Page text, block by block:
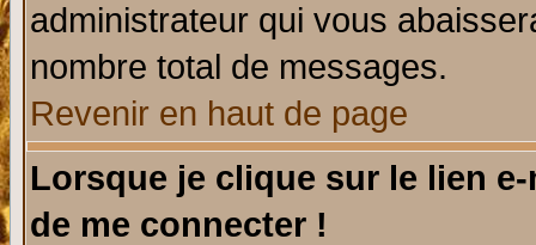
administrateur qui vous
nombre total de messages.
Revenir en haut de page
Lorsque je clique sur le lien
de me connecter !